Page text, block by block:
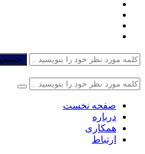
صفحه نخست
درباره
همکاری
ارتباط